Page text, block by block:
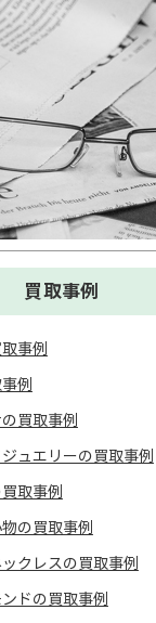
買取事例
事例
例
買取事例
ュエリーの買取事例
取事例
の買取事例
クレスの買取事例
ドの買取事例